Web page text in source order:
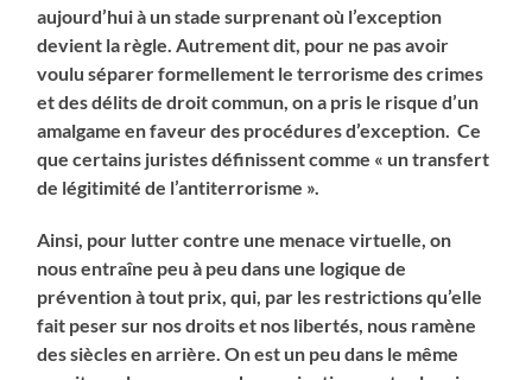
aujourd’hui à un stade surprenant où l’exception
devient la règle. Autrement dit, pour ne pas avoir
voulu séparer formellement le terrorisme des crimes
et des délits de droit commun, on a pris le risque d’un
amalgame en faveur des procédures d’exception. Ce
que certains juristes définissent comme « un transfert
de légitimité de l’antiterrorisme ».
Ainsi, pour lutter contre une menace virtuelle, on
nous entraîne peu à peu dans une logique de
prévention à tout prix, qui, par les restrictions qu’elle
fait peser sur nos droits et nos libertés, nous ramène
des siècles en arrière. On est un peu dans le même